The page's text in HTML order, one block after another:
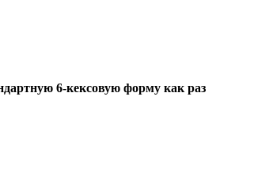
6-кексовую форму как раз